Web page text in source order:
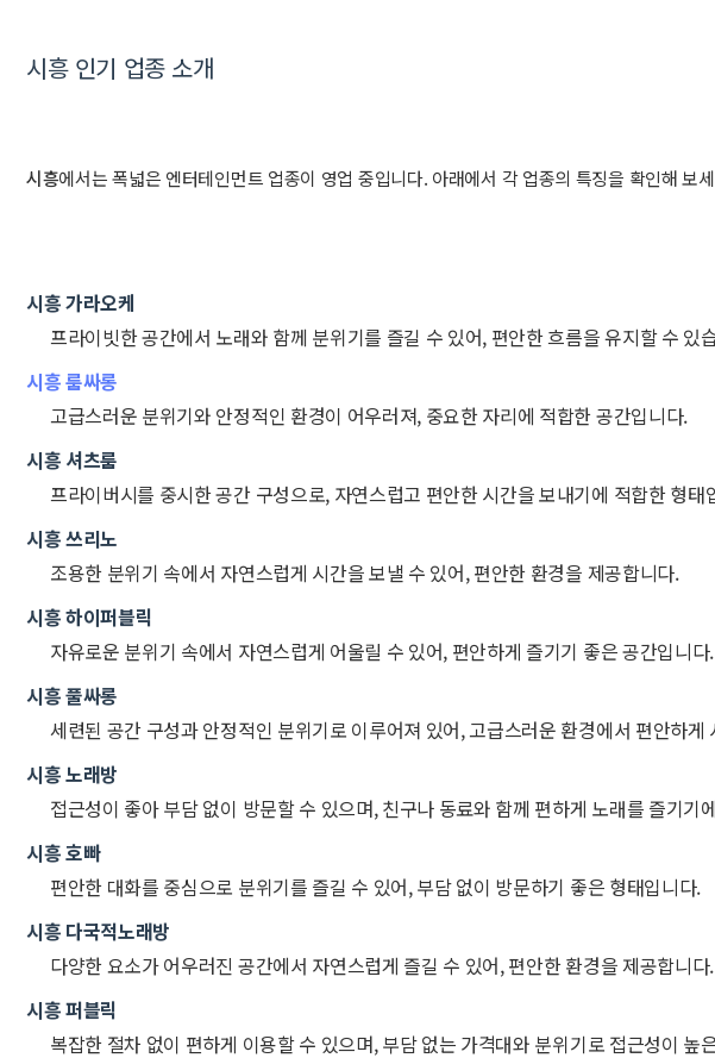
시흥 인기 업종 소개
시흥에서는 폭넓은 엔터테인먼트 업종이 영업 중입니다. 아래에서 각 업종의 특징을 확인해 보
시흥 가라오케
프라이빗한 공간에서 노래와 함께 분위기를 즐길 수 있어, 편안한 흐름을 유지할 수 있
시흥 룸싸롱
고급스러운 분위기와 안정적인 환경이 어우러져, 중요한 자리에 적합한 공간입니다.
시흥 셔츠룸
프라이버시를 중시한 공간 구성으로, 자연스럽고 편안한 시간을 보내기에 적합한 형태
시흥 쓰리노
조용한 분위기 속에서 자연스럽게 시간을 보낼 수 있어, 편안한 환경을 제공합니다.
시흥 하이퍼블릭
자유로운 분위기 속에서 자연스럽게 어울릴 수 있어, 편안하게 즐기기 좋은 공간입니다.
시흥 풀싸롱
세련된 공간 구성과 안정적인 분위기로 이루어져 있어, 고급스러운 환경에서 편안하
시흥 노래방
접근성이 좋아 부담 없이 방문할 수 있으며, 친구나 동료와 함께 편하게 노래를 즐기기
시흥 호빠
편안한 대화를 중심으로 분위기를 즐길 수 있어, 부담 없이 방문하기 좋은 형태입니다.
시흥 다국적노래방
다양한 요소가 어우러진 공간에서 자연스럽게 즐길 수 있어, 편안한 환경을 제공합니다.
시흥 퍼블릭
복잡한 절차 없이 편하게 이용할 수 있으며, 부담 없는 가격대와 분위기로 접근성이 높